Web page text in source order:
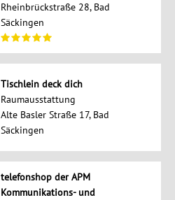
Rheinbrückstraße 28, Bad
Säckingen
Tischlein deck dich
Raumausstattung
Alte Basler Straße 17, Bad
Säckingen
telefonshop der APM
Kommunikations- und